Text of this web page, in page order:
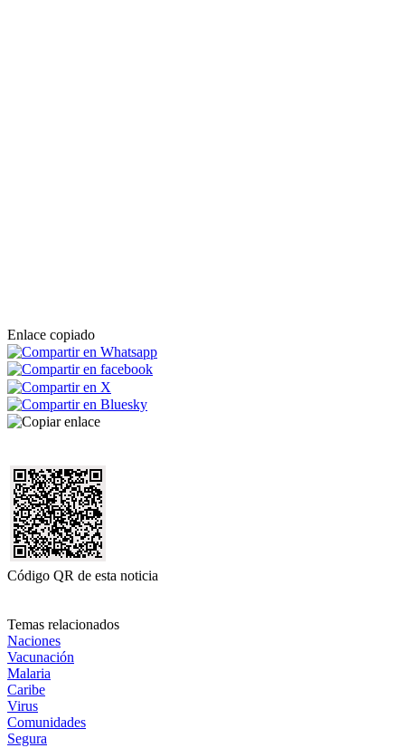
Enlace copiado
Código QR de esta noticia
Temas relacionados
Naciones
Vacunación
Malaria
Caribe
Virus
Comunidades
Segura